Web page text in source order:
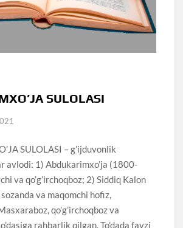
SULOLASI
SULOLASI – g’ijduvonlik
avlodi: 1) Abdukarimxo’ja (1800-
va qo’g’irchoqboz; 2) Siddiq Kalon
va maqomchi hofiz,
qo’g’irchoqboz va
rahbarlik qilgan. To’dada fayzi